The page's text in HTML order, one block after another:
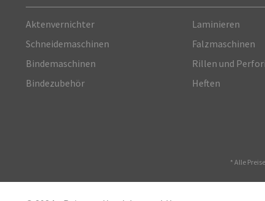
Aktenvernichter
Schneidemaschinen
Bindemaschinen
Bindezubehör
Laminieren
Falzmaschinen
Rillen und
Heften
* Alle